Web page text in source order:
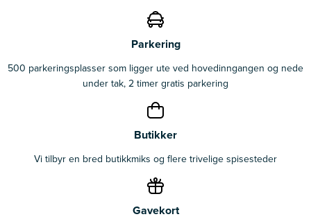
Parkering
500 parkeringsplasser som ligger ute ved hovedinngangen og nede
under tak, 2 timer gratis parkering
Butikker
Vi tilbyr en bred butikkmiks og flere trivelige spisesteder
Gavekort